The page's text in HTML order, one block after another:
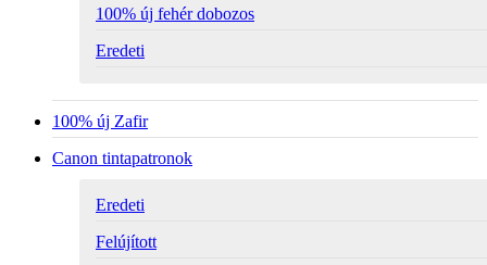
100% új fehér dobozos
Eredeti
100% új Zafir
Canon tintapatronok
Eredeti
Felújított